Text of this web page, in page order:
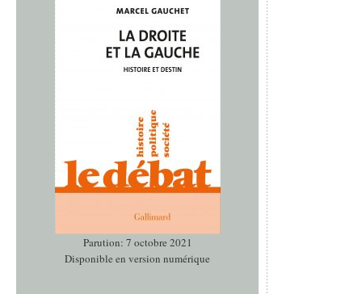
Parution: 7 octobre 2021
Disponible en version numérique